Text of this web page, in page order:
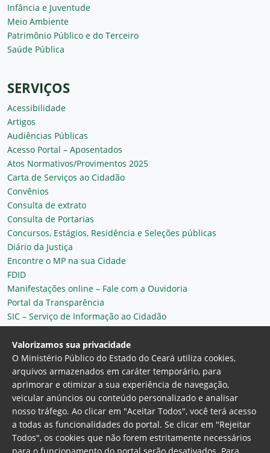
Infância e Juventude
Meio Ambiente
Patrimônio Público e do Terceiro
Saúde Pública
SERVIÇOS
Acessibilidade
Artigos
Audiências Públicas
Acesso Portal – Aposentados
Atos Normativos/Provimentos 2025
Carta de Serviços ao Cidadão
Convênios
Consulta de extrato
Consulta de Portarias
Concursos, Estágios, Residência e Seleções públicas
Diário da Justiça
Encontre o MP na sua Cidade
FDID
Manifestações online – Fale com a Ouvidoria
Portal da Transparência
SIC – Serviço de Informação ao Cidadão
Plantão MP do Ceará
Secretaria Geral
Valorizamos sua privacidade
O Ministério Público do Estado do Ceará utiliza cookies,
arquivos armazenados em caráter temporário, para
aprimorar e otimizar a sua experiência de navegação,
veicular anúncios ou conteúdo personalizado e analisar
nosso tráfego. Ao clicar em "Aceitar Todos", você terá acesso
a todas as funcionalidades do portal. Se clicar em "Rejeitar
Todos", os cookies que não forem estritamente necessários